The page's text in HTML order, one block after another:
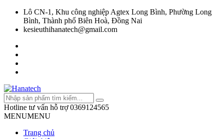
Lô CN-1, Khu công nghiệp Agtex Long Bình, Phường Long
Bình, Thành phố Biên Hoà, Đồng Nai
kesieuthihanatech@gmail.com
Hotline tư vấn hỗ trợ 0369124565
MENUMENU
Trang chủ